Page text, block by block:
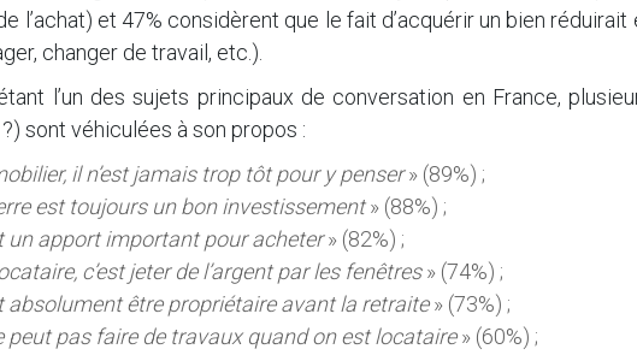
l’achat) et 47% considèrent que le fait d’acquérir un bien
changer de travail, etc.).
l’un des sujets principaux de conversation en France,
sont véhiculées à son propos :
il n’est jamais trop tôt pour y penser» (89%) ;
est toujours un bon investissement» (88%) ;
un apport important pour acheter» (82%) ;
c’est jeter de l’argent par les fenêtres» (74%) ;
absolument être propriétaire avant la retraite» (73%) ;
peut pas faire de travaux quand on est locataire» (60%) ;